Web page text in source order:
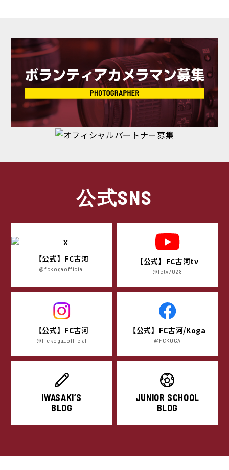
公式SNS
【公式】FC古河
@fckogaofficial
【公式】FC古河tv
@fctv7028
【公式】FC古河
@ffckoga_official
【公式】FC古河/Koga
@FCKOGA
IWASAKI’S
BLOG
JUNIOR SCHOOL
BLOG